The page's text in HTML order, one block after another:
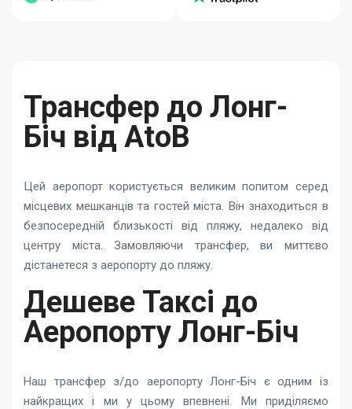
Трансфер до Лонг-
Біч від AtoB
Цей аеропорт користується великим попитом серед
місцевих мешканців та гостей міста. Він знаходиться в
безпосередній близькості від пляжу, недалеко від
центру міста. Замовляючи трансфер, ви миттєво
дістанетеся з аеропорту до пляжу.
Дешеве Таксі до
Аеропорту Лонг-Біч
Наш трансфер з/до аеропорту Лонг-Біч є одним із
найкращих і ми у цьому впевнені. Ми приділяємо